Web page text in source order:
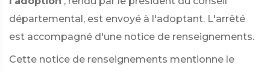
départemental, est envoyé à l'adoptant. L'arrêté
est accompagné d'une notice de renseignements.
Cette notice de renseignements mentionne le